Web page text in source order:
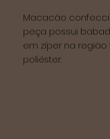
Macacão
peça possui
em zíper na região
poliéster.